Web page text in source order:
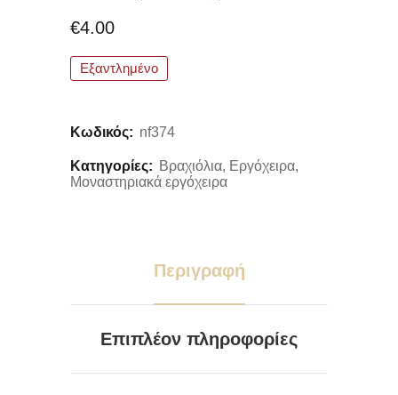
€4.00
Εξαντλημένο
Κωδικός: nf374
Κατηγορίες: Βραχιόλια, Εργόχειρα,
Μοναστηριακά εργόχειρα
Περιγραφή
Επιπλέον πληροφορίες